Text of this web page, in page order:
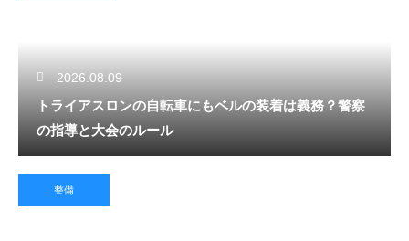
2026.08.09
トライアスロンの自転車にもベルの装着は義務？警察
の指導と大会のルール
整備